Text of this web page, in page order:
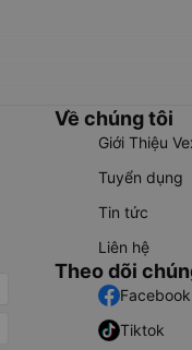
Về chúng tôi
Giới Thiệu
Tuyển dụng
Tin tức
Liên hệ
Theo dõi
Facebook
Tiktok